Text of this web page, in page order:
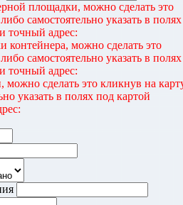
площадки, можно сделать это
самостоятельно указать в полях
точный адрес:
контейнера, можно сделать это
самостоятельно указать в полях
точный адрес:
можно сделать это кликнув на
указать в полях под картой